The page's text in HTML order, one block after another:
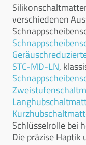
verschiedenen
STC-MD-LN,
Schlüsselrolle bei
Die präzise